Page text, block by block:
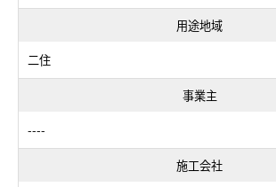
用途地域
二住
事業主
----
施工会社